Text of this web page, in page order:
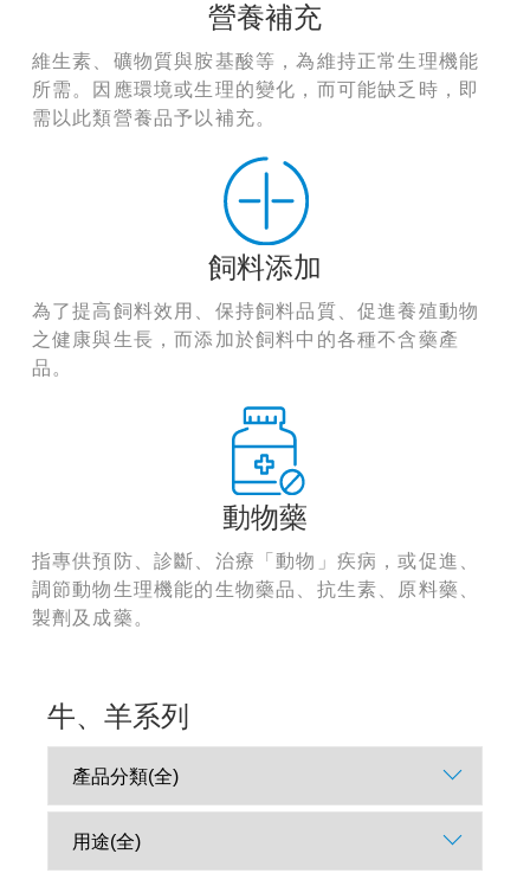
營養補充
維生素、礦物質與胺基酸等，為維持正常生理機能
所需。因應環境或生理的變化，而可能缺乏時，即
需以此類營養品予以補充。
飼料添加
為了提高飼料效用、保持飼料品質、促進養殖動物
之健康與生長，而添加於飼料中的各種不含藥產
品。
動物藥
指專供預防、診斷、治療「動物」疾病，或促進、
調節動物生理機能的生物藥品、抗生素、原料藥、
製劑及成藥。
牛、羊系列